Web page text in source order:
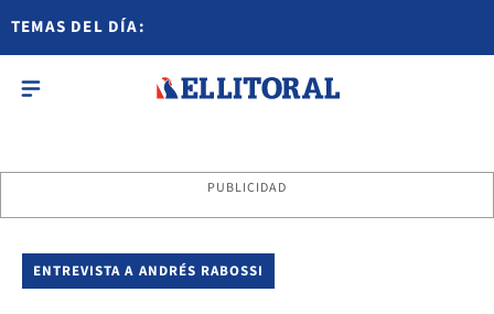
TEMAS DEL DÍA:
PUBLICIDAD
ENTREVISTA A ANDRÉS RABOSSI